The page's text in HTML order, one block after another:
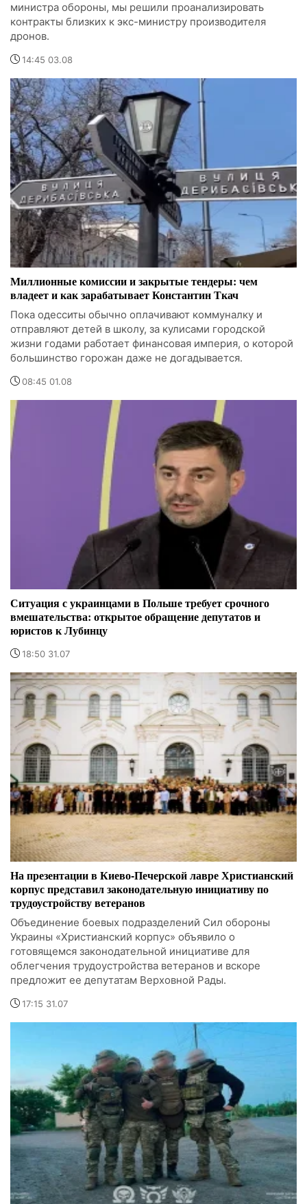
министра обороны, мы решили проанализировать
контракты близких к экс-министру производителя
дронов.
14:45 03.08
Миллионные комиссии и закрытые тендеры: чем
владеет и как зарабатывает Константин Ткач
Пока одесситы обычно оплачивают коммуналку и
отправляют детей в школу, за кулисами городской
жизни годами работает финансовая империя, о которой
большинство горожан даже не догадывается.
08:45 01.08
Ситуация с украинцами в Польше требует срочного
вмешательства: открытое обращение депутатов и
юристов к Лубинцу
18:50 31.07
На презентации в Киево-Печерской лавре Христианский
корпус представил законодательную инициативу по
трудоустройству ветеранов
Объединение боевых подразделений Сил обороны
Украины «Христианский корпус» объявило о
готовящемся законодательной инициативе для
облегчения трудоустройства ветеранов и вскоре
предложит ее депутатам Верховной Рады.
17:15 31.07